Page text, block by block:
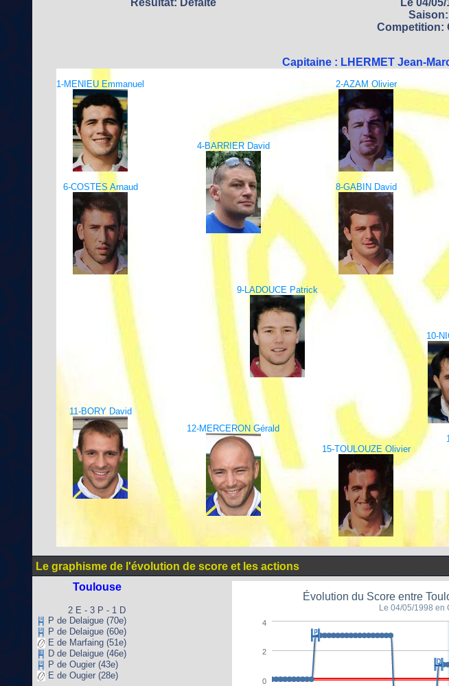
Résultat: Défaite Le 04/
Saison:
Competition:
Capitaine : LHERMET Jean-
1-MENIEU Emmanuel 2-AZAM Olivier
4-BARRIER David
6-COSTES Arnaud 8-GABIN David
9-LADOUCE Patrick
10-
11-BORY David
12-MERCERON Gérald
15-TOULOUZE Olivier
Le graphisme de l'évolution de score et les actions
Toulouse
2 E - 3 P - 1 D
P de Delaigue (70e)
P de Delaigue (60e)
E de Marfaing (51e)
D de Delaigue (46e)
P de Ougier (43e)
E de Ougier (28e)
Évolution du Score entre
Le 04/05/1998 en
0
2
4